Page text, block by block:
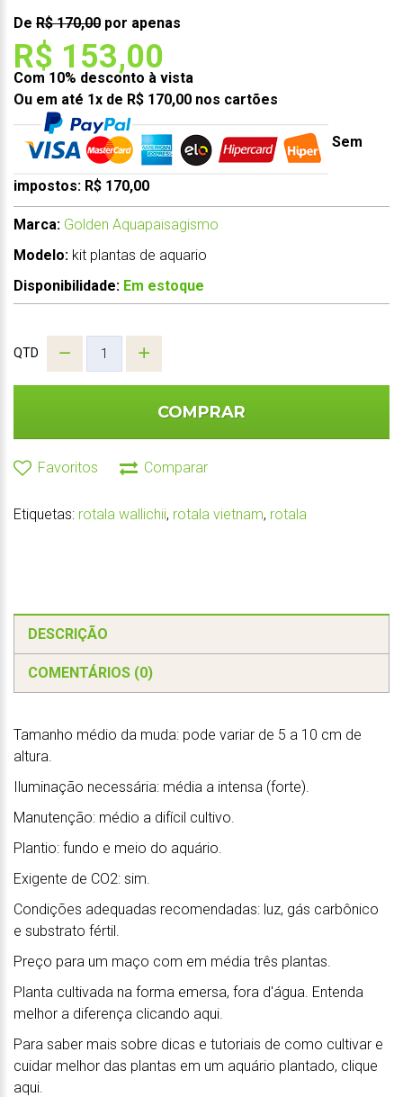
De R$ 170,00 por apenas
R$ 153,00
Com 10% desconto à vista
Ou em até 1x de R$ 170,00 nos cartões
Sem
impostos: R$ 170,00
Marca: Golden Aquapaisagismo
Modelo: kit plantas de aquario
Disponibilidade: Em estoque
QTD
COMPRAR
Favoritos Comparar
Etiquetas: rotala wallichii, rotala vietnam, rotala
DESCRIÇÃO
COMENTÁRIOS (0)
Tamanho médio da muda: pode variar de 5 a 10 cm de
altura.
Iluminação necessária: média a intensa (forte).
Manutenção: médio a difícil cultivo.
Plantio: fundo e meio do aquário.
Exigente de CO2: sim.
Condições adequadas recomendadas: luz, gás carbônico
e substrato fértil.
Preço para um maço com em média três plantas.
Planta cultivada na forma emersa, fora d'água. Entenda
melhor a diferença clicando aqui.
Para saber mais sobre dicas e tutoriais de como cultivar e
cuidar melhor das plantas em um aquário plantado, clique
aqui.